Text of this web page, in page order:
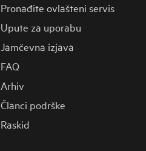
Pronađite ovlašteni servis
Upute za uporabu
Jamčevna izjava
FAQ
Arhiv
Članci podrške
Raskid